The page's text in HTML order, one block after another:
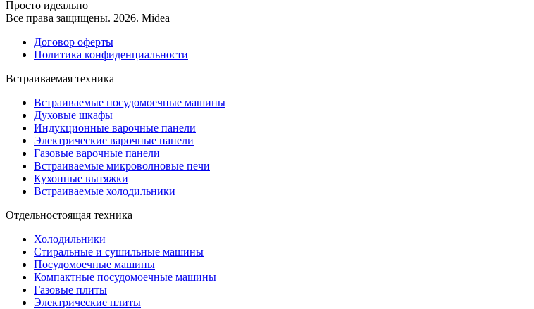
Просто идеально
Все права защищены. 2026. Midea
Договор оферты
Политика конфиденциальности
Встраиваемая техника
Встраиваемые посудомоечные машины
Духовые шкафы
Индукционные варочные панели
Электрические варочные панели
Газовые варочные панели
Встраиваемые микроволновые печи
Кухонные вытяжки
Встраиваемые холодильники
Отдельностоящая техника
Холодильники
Стиральные и сушильные машины
Посудомоечные машины
Компактные посудомоечные машины
Газовые плиты
Электрические плиты